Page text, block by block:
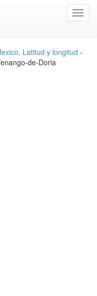
Latitud y longitud -
de-Doria